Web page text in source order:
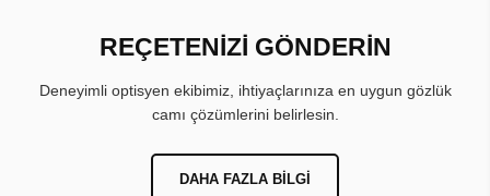
REÇETENİZİ GÖNDERİN
Deneyimli optisyen ekibimiz, ihtiyaçlarınıza en uygun gözlük
camı çözümlerini belirlesin.
DAHA FAZLA BILGI